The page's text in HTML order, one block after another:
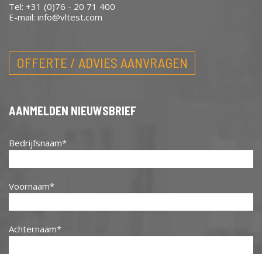
Tel: +31 (0)76 - 20 71 400
E-mail: info@vltest.com
OFFERTE / ADVIES AANVRAGEN
AANMELDEN NIEUWSBRIEF
Bedrijfsnaam
Voornaam
Achternaam